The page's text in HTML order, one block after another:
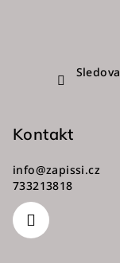
Kontakt
info@zapissi.cz
733213818